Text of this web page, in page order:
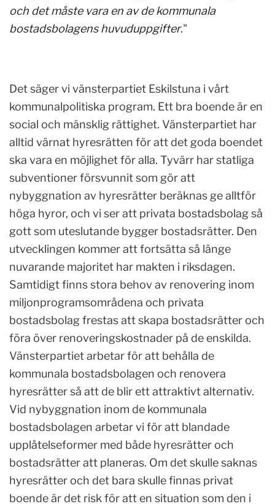
och det måste vara en av de kommunala
bostadsbolagens huvuduppgifter."
Det säger vi vänsterpartiet Eskilstuna i vårt
kommunalpolitiska program. Ett bra boende är en
social och mänsklig rättighet. Vänsterpartiet har
alltid värnat hyresrätten för att det goda boendet
ska vara en möjlighet för alla. Tyvärr har statliga
subventioner försvunnit som gör att
nybyggnation av hyresrätter beräknas ge alltför
höga hyror, och vi ser att privata bostadsbolag så
gott som uteslutande bygger bostadsrätter. Den
utvecklingen kommer att fortsätta så länge
nuvarande majoritet har makten i riksdagen.
Samtidigt finns stora behov av renovering inom
miljonprogramsområdena och privata
bostadsbolag frestas att skapa bostadsrätter och
föra över renoveringskostnader på de enskilda.
Vänsterpartiet arbetar för att behålla de
kommunala bostadsbolagen och renovera
hyresrätter så att de blir ett attraktivt alternativ.
Vid nybyggnation inom de kommunala
bostadsbolagen arbetar vi för att blandade
upplåtelseformer med både hyresrätter och
bostadsrätter att planeras. Om det skulle saknas
hyresrätter och det bara skulle finnas privat
boende är det risk för att en situation som den i